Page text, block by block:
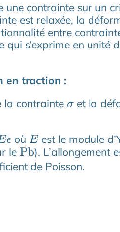
une contrainte sur un
est relaxée, la
entre
qui s’exprime en
en traction :
la contrainte σ et la
où E est le module
le Pb). L’allongement
de Poisson.